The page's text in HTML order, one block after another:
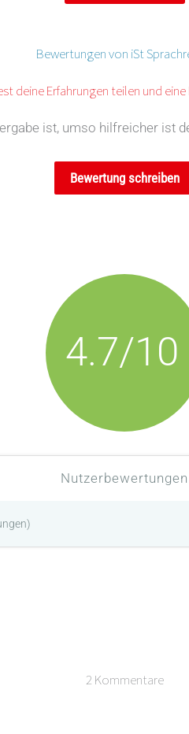
Bewertungen von iSt
deine Erfahrungen teilen und
ist, umso hilfreicher ist
Bewertung schreiben
4.7/10
Nutzerbewertungen
2 Kommentare